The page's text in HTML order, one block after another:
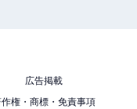
広告掲載
権・商標・免責事項